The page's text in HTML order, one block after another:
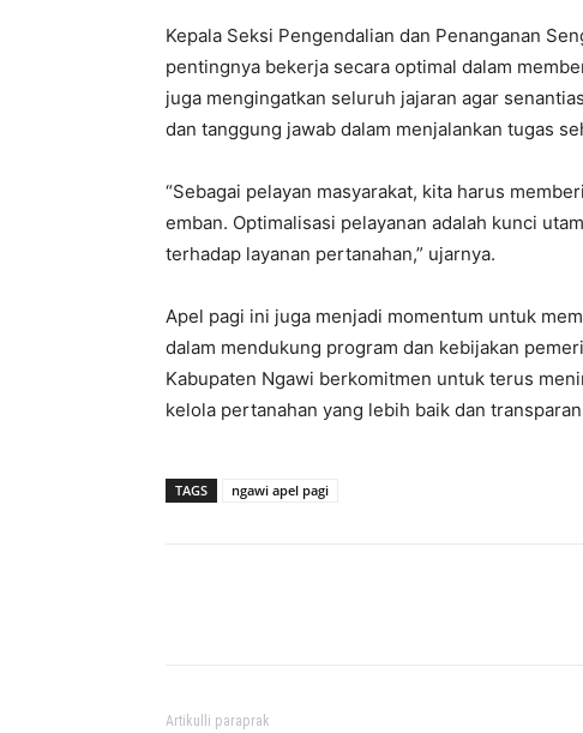
Kepala Seksi Pengendalian dan Penanganan
pentingnya bekerja secara optimal dalam
juga mengingatkan seluruh jajaran agar
dan tanggung jawab dalam menjalankan tugas
“Sebagai pelayan masyarakat, kita harus
emban. Optimalisasi pelayanan adalah kunci
terhadap layanan pertanahan,” ujarnya.
Apel pagi ini juga menjadi momentum untuk
dalam mendukung program dan kebijakan
Kabupaten Ngawi berkomitmen untuk terus
kelola pertanahan yang lebih baik dan
TAGS ngawi apel pagi
Artikulli paraprak